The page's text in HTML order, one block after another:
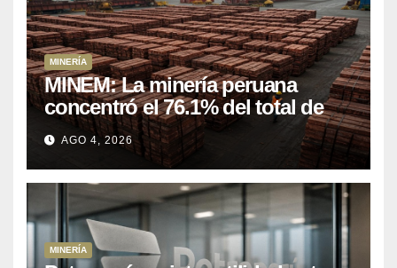
MINEM: La minería peruana
concentró el 76.1% del total de
las exportaciones nacionales
entre enero y abril de 2026
AGO 4, 2026
Petroperú registra utilidad neta
de US$121 millones al cierre del
primer semestre 2026
AGO 4, 2026